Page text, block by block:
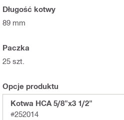
Długość kotwy
89 mm
Paczka
25 szt.
Opcje produktu
Kotwa HCA 5/8"x3 1/2"
#252014